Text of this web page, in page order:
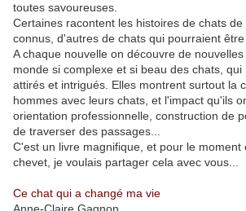
toutes savoureuses.
Certaines racontent les histoires de chats
connus, d'autres de chats qui pourraient être
A chaque nouvelle on découvre de
monde si complexe et si beau des chats,
attirés et intrigués. Elles montrent surtout la
hommes avec leurs chats, et l'impact qu'ils
orientation professionnelle, construction de
de traverser des passages...
C'est un livre magnifique, et pour le moment
chevet, je voulais partager cela avec vous...
Ce chat qui a changé ma vie